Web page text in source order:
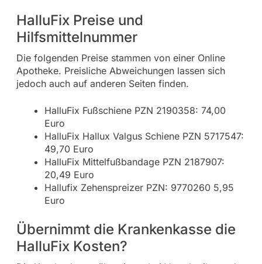
HalluFix Preise und
Hilfsmittelnummer
Die folgenden Preise stammen von einer Online
Apotheke. Preisliche Abweichungen lassen sich
jedoch auch auf anderen Seiten finden.
HalluFix Fußschiene PZN 2190358: 74,00
Euro
HalluFix Hallux Valgus Schiene PZN 5717547:
49,70 Euro
HalluFix Mittelfußbandage PZN 2187907:
20,49 Euro
Hallufix Zehenspreizer PZN: 9770260 5,95
Euro
Übernimmt die Krankenkasse die
HalluFix Kosten?